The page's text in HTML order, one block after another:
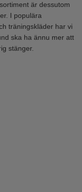
är dessutom
I populära
träningskläder har vi
ska ha ännu mer att
stänger.